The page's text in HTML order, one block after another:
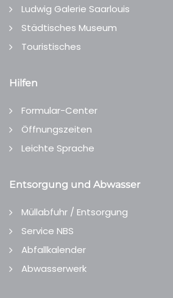
Ludwig Galerie Saarlouis
Städtisches Museum
Touristisches
Hilfen
Formular-Center
Öffnungszeiten
Leichte Sprache
Entsorgung und Abwasser
Müllabfuhr / Entsorgung
Service NBS
Abfallkalender
Abwasserwerk